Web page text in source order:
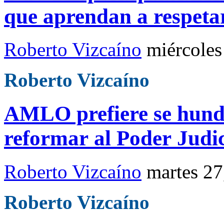
que aprendan a
Roberto Vizcaíno
Roberto Vizcaíno
AMLO prefiere se
reformar al Poder
Roberto Vizcaíno martes
Roberto Vizcaíno